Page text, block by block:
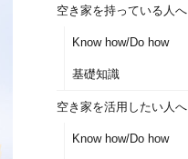
空き家を持っている人へ
Know how/Do how
基礎知識
空き家を活用したい人へ
Know how/Do how